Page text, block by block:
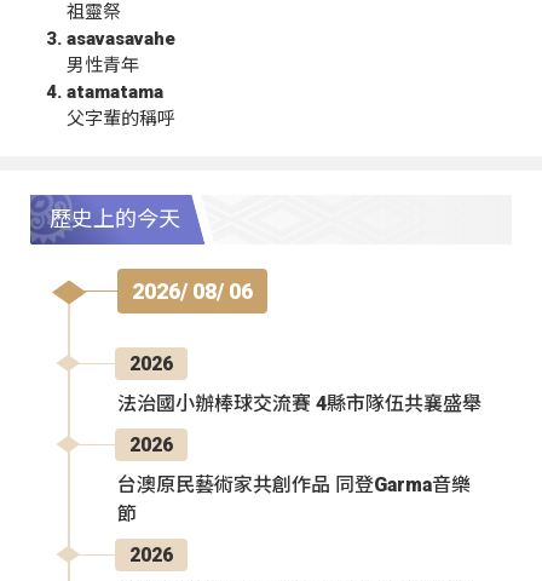
祖靈祭
asavasavahe
男性青年
atamatama
父字輩的稱呼
歷史上的今天
2026/ 08/ 06
2026
法治國小辦棒球交流賽 4縣市隊伍共襄盛舉
2026
台澳原民藝術家共創作品 同登Garma音樂
節
2026